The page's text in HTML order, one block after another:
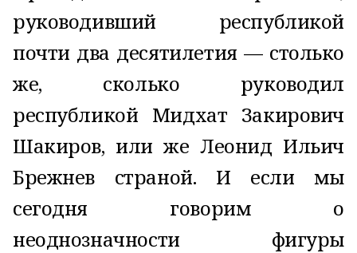
руководивший республикой
почти два десятилетия — столько
же, сколько руководил
республикой Мидхат Закирович
Шакиров, или же Леонид Ильич
Брежнев страной. И если мы
сегодня говорим о
неоднозначности фигуры